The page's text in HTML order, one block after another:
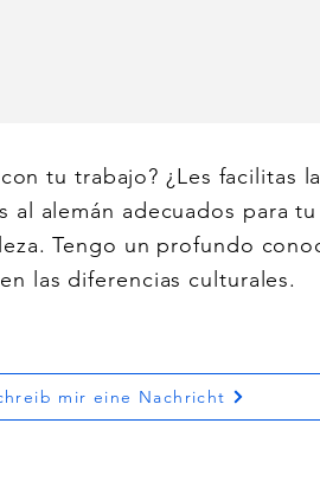
tu trabajo? ¿Les facilitas
al alemán adecuados para
Tengo un profundo
las diferencias culturales.
mir eine Nachricht